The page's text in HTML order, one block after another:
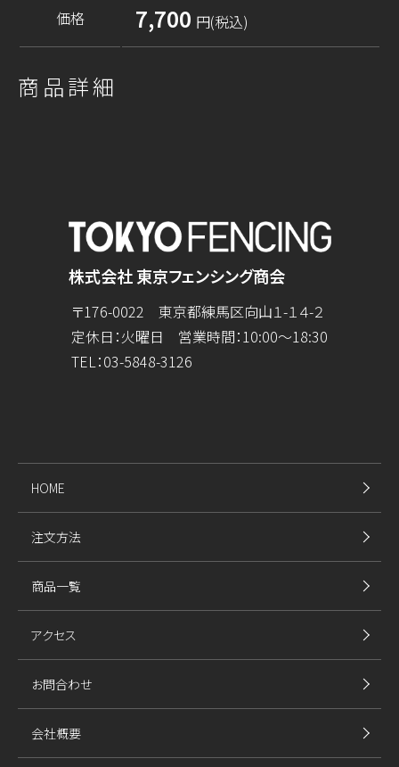
価格 7,700 円(税込)
商品詳細
株式会社 東京フェンシング商会
〒176-0022 東京都練馬区向山１-１４-２
定休日：火曜日 営業時間：10:00～18:30
TEL：03-5848-3126
HOME
注文方法
商品一覧
アクセス
お問合わせ
会社概要